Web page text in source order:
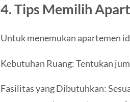
4. Tips Memilih
Untuk menemukan apartemen
Kebutuhan Ruang: Tentukan
Fasilitas yang Dibutuhkan: